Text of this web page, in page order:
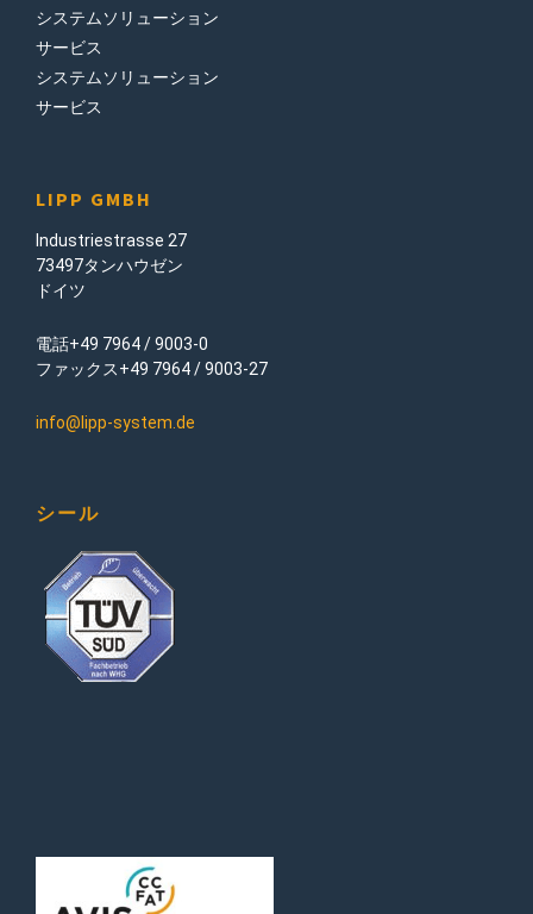
システムソリューション
サービス
システムソリューション
サービス
LIPP GMBH
Industriestrasse 27
73497タンハウゼン
ドイツ
電話+49 7964 / 9003-0
ファックス+49 7964 / 9003-27
info@lipp-system.de
シール